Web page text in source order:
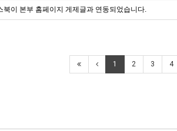
북이 본부 홈페이지 게제글과 연동되었습니다.
1 2 3 4